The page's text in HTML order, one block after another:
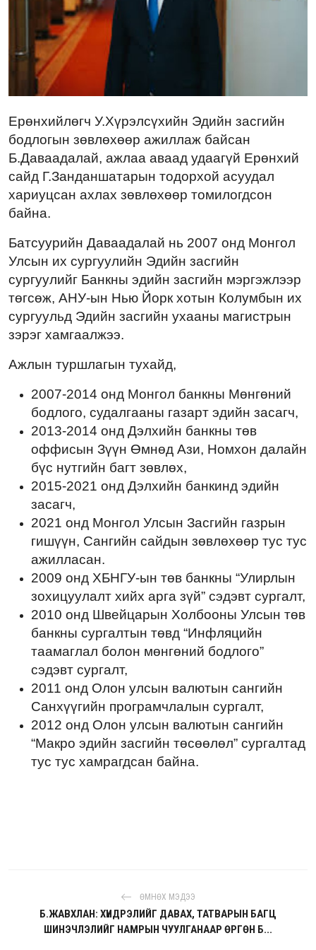
Ерөнхийлөгч У.Хүрэлсүхийн Эдийн засгийн
бодлогын зөвлөхөөр ажиллаж байсан
Б.Даваадалай, ажлаа аваад удаагүй Ерөнхий
сайд Г.Занданшатарын тодорхой асуудал
хариуцсан ахлах зөвлөхөөр томилогдсон
байна.
Батсуурийн Даваадалай нь 2007 онд Монгол
Улсын их сургуулийн Эдийн засгийн
сургуулийг Банкны эдийн засгийн мэргэжлээр
төгсөж, АНУ-ын Нью Йорк хотын Колумбын их
сургуульд Эдийн засгийн ухааны магистрын
зэрэг хамгаалжээ.
Ажлын туршлагын тухайд,
2007-2014 онд Монгол банкны Мөнгөний
бодлого, судалгааны газарт эдийн засагч,
2013-2014 онд Дэлхийн банкны төв
оффисын Зүүн Өмнөд Ази, Номхон далайн
бүс нутгийн багт зөвлөх,
2015-2021 онд Дэлхийн банкинд эдийн
засагч,
2021 онд Монгол Улсын Засгийн газрын
гишүүн, Сангийн сайдын зөвлөхөөр тус тус
ажилласан.
2009 онд ХБНГУ-ын төв банкны “Улирлын
зохицуулалт хийх арга зүй” сэдэвт сургалт,
2010 онд Швейцарын Холбооны Улсын төв
банкны сургалтын төвд “Инфляцийн
таамаглал болон мөнгөний бодлого”
сэдэвт сургалт,
2011 онд Олон улсын валютын сангийн
Санхүүгийн програмчлалын сургалт,
2012 онд Олон улсын валютын сангийн
“Макро эдийн засгийн төсөөлөл” сургалтад
тус тус хамрагдсан байна.
ӨМНӨХ МЭДЭЭ
Б.ЖАВХЛАН: ХҮНДРЭЛИЙГ ДАВАХ, ТАТВАРЫН БАГЦ
ШИНЭЧЛЭЛИЙГ НАМРЫН ЧУУЛГАНААР ӨРГӨН Б...